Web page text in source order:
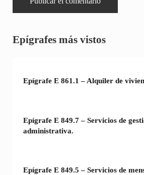
Sidebar
Epígrafes más vistos
Epígrafe E 861.1 – Alquiler de
Epígrafe E 849.7 – Servicios de
administrativa.
Epígrafe E 849.5 – Servicios de